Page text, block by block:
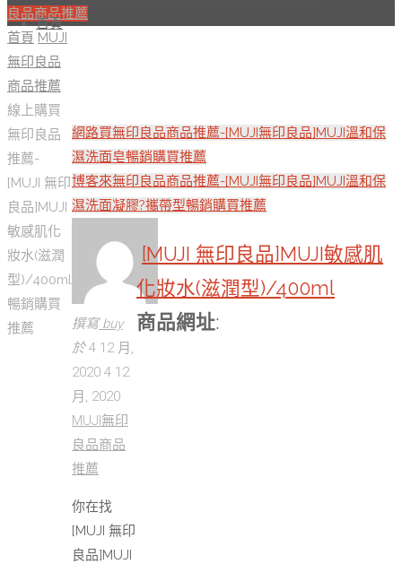
首頁
良品商品推薦
首頁 MUJI
無印良品
商品推薦
線上購買
無印良品
推薦-
[MUJI 無印
良品]MUJI
敏感肌化
妝水(滋潤
型)/400ml
暢銷購買
推薦
網路買無印良品商品推薦-[MUJI無印良品]MUJI溫和保
濕洗面皂暢銷購買推薦
博客來無印良品商品推薦-[MUJI無印良品]MUJI溫和保
濕洗面凝膠?攜帶型暢銷購買推薦
撰寫 buy
於 4 12 月,
2020 4 12
月, 2020
MUJI無印
良品商品
推薦
你在找
[MUJI 無印
良品]MUJI
[MUJI 無印良品]MUJI敏感肌
化妝水(滋潤型)/400ml
商品網址: